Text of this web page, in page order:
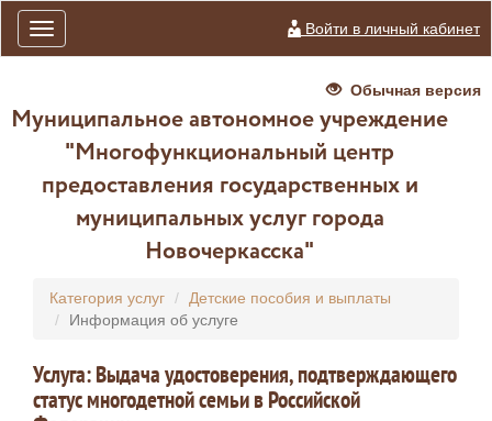
Toggle
navigation
Войти в личный кабинет
Обычная версия
Муниципальное автономное учреждение
"Многофункциональный центр
предоставления государственных и
муниципальных услуг города
Новочеркасска"
Категория услуг
Детские пособия и выплаты
Информация об услуге
Услуга: Выдача удостоверения, подтверждающего
статус многодетной семьи в Российской